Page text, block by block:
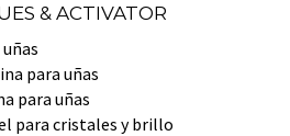
& ACTIVATOR
para uñas
para uñas
para cristales y brillo